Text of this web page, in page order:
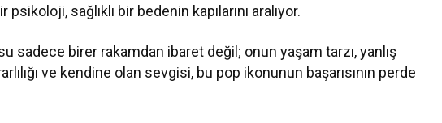
psikoloji, sağlıklı bir bedenin kapılarını aralıyor.
sadece birer rakamdan ibaret değil; onun yaşam tarzı, yanlış
ve kendine olan sevgisi, bu pop ikonunun başarısının perde